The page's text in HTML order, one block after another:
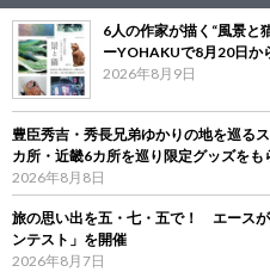
6人の作家が描く“風景
ーYOHAKUで8月20日か
2026年8月9日
豊臣秀吉・秀長兄弟ゆかりの地を巡る
カ所・近畿6カ所を巡り限定グッズをも
2026年8月8日
旅の思い出を五・七・五で！ エース
ンテスト」を開催
2026年8月7日